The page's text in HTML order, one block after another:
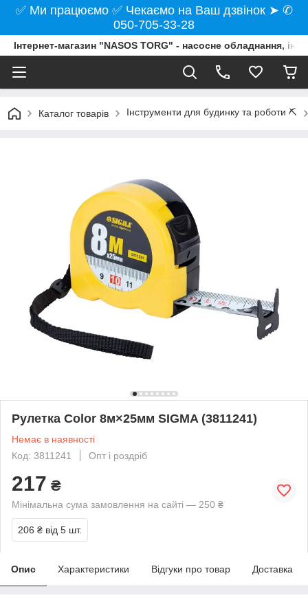
✅ Ми працюємо ✅ Чекаємо на Ваш дзвінок ➤ ✆
050-705-33-28
Інтернет-магазин "NASOS TORG" - насосне обладнання,
Каталог товарів Інструменти для будинку та роботи ⛏️
Рулетка Color 8м×25мм SIGMA (3811241)
Немає в наявності
Код: 3811241
Опт і роздріб
217 ₴
Мінімальна сума замовлення на сайті — 250 ₴
206 ₴ від 5 шт.
Опис Характеристики Відгуки про товар Доставка